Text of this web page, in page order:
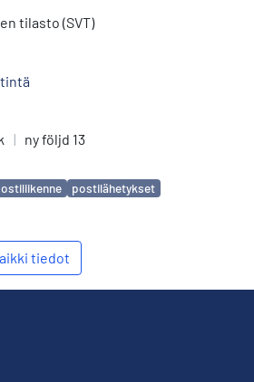
tilasto (SVT)
| ny följd 13
postilähetykset
tiedot